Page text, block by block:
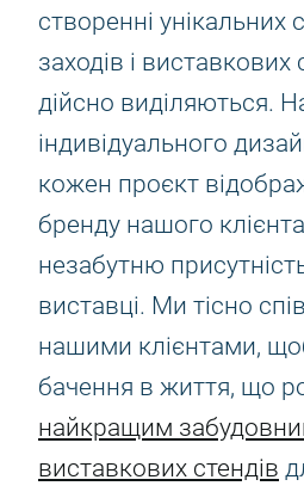
створенні унікальних
заходів і виставкових
дійсно виділяються.
індивідуального
кожен проєкт
бренду нашого
незабутню
виставці. Ми тісно
нашими клієнтами,
бачення в життя, що
найкращим
виставкових стендів